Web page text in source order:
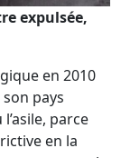
expulsée,
en 2010
pays
parce
en la